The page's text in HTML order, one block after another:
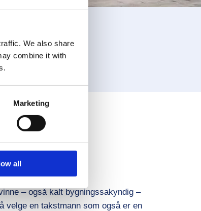
We also share
combine it with
Marketing
all
– også kalt bygningssakyndig –
velge en takstmann som også er en